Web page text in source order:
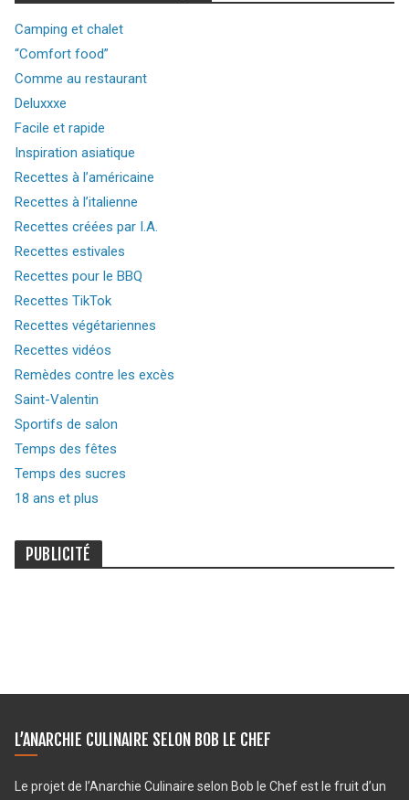
Camping et chalet
“Comfort food”
Comme au restaurant
Deluxxxe
Facile et rapide
Inspiration asiatique
Recettes à l’américaine
Recettes à l’italienne
Recettes créées par I.A.
Recettes estivales
Recettes pour le BBQ
Recettes TikTok
Recettes végétariennes
Recettes vidéos
Remèdes contre les excès
Saint-Valentin
Sportifs de salon
Temps des fêtes
Temps des sucres
18 ans et plus
PUBLICITÉ
L’ANARCHIE CULINAIRE SELON BOB LE CHEF
Le projet de l’Anarchie Culinaire selon Bob le Chef est le fruit d’un